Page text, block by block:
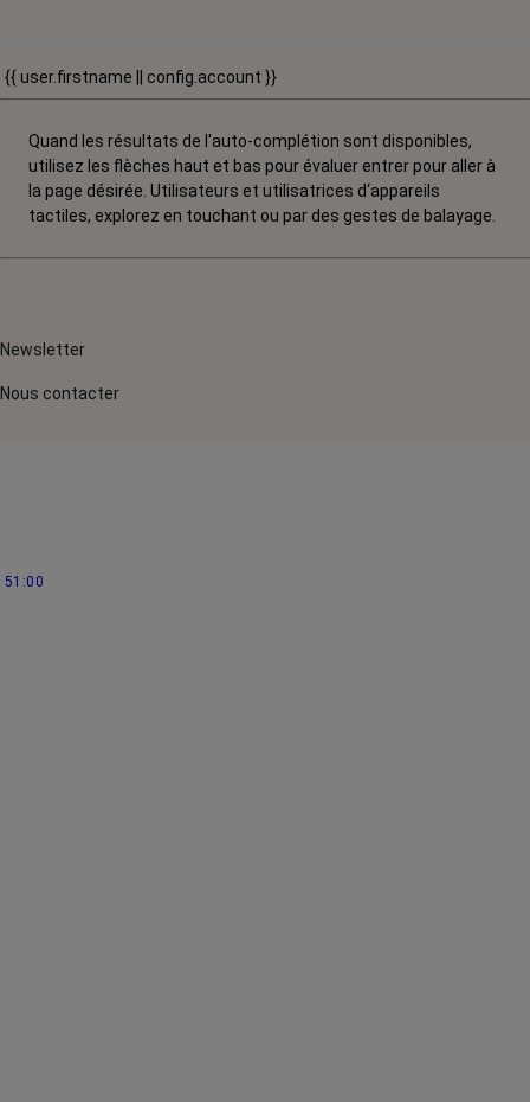
{{ user.firstname || config.account }}
Quand les résultats de l'auto-complétion sont disponibles,
utilisez les flèches haut et bas pour évaluer entrer pour aller à
la page désirée. Utilisateurs et utilisatrices d‘appareils
tactiles, explorez en touchant ou par des gestes de balayage.
Newsletter
Nous contacter
51:00